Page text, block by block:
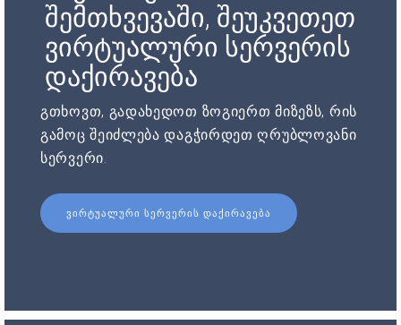
შემთხვევაში, შეუკვეთეთ
ვირტუალური სერვერის
დაქირავება
გთხოვთ, გადახედოთ ზოგიერთ მიზეზს, რის
გამოც შეიძლება დაგჭირდეთ ღრუბლოვანი
სერვერი.
ᲕᲘᲠᲢᲣᲐᲚᲣᲠᲘ ᲡᲔᲠᲕᲔᲠᲘᲡ ᲓᲐᲥᲘᲠᲐᲕᲔᲑᲐ